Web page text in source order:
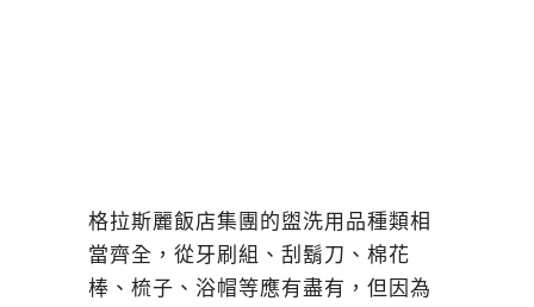
格拉斯麗飯店集團的盥洗用品種類相
當齊全，從牙刷組、刮鬍刀、棉花
棒、梳子、浴帽等應有盡有，但因為